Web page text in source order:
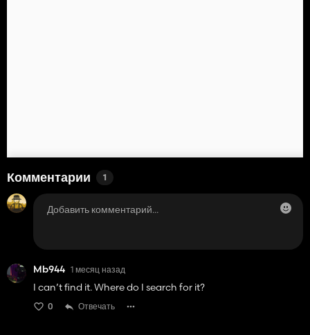
Комментарии 1
Mb944 1 месяц назад
I can’t find it. Where do I search for it?
0 Отвечать